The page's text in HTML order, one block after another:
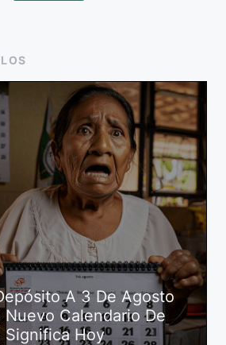
A 3 De Agosto
Calendario De
Significa Hoy